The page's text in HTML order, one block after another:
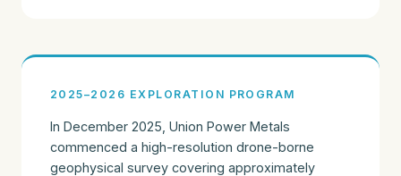
2025–2026 EXPLORATION PROGRAM
In December 2025, Union Power Metals
commenced a high-resolution drone-borne
geophysical survey covering approximately